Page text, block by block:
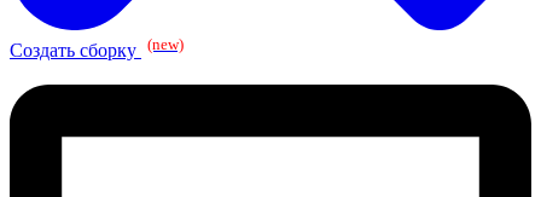
Создать сборку (new)